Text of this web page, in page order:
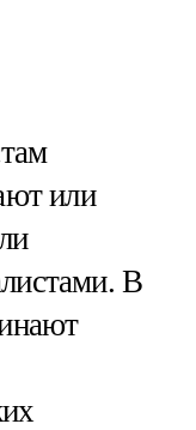
или
В